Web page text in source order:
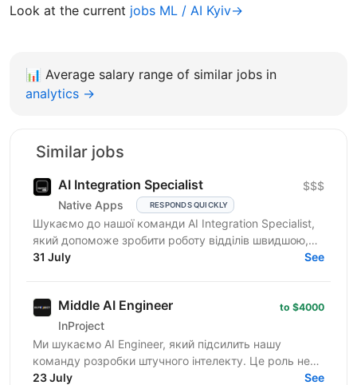
Look at the current jobs ML / AI Kyiv→
📊 Average salary range of similar jobs in
analytics →
Similar jobs
AI Integration Specialist
Native Apps RESPONDS QUICKLY
$$$
Шукаємо до нашої команди AI Integration Specialist,
який допоможе зробити роботу відділів швидшою,
простішою та ефективнішою за допомогою
31 July See
Middle AI Engineer
InProject
to $4000
Ми шукаємо AI Engineer, який підсилить нашу
команду розробки штучного інтелекту. Це роль не
про "просте підключення APІ чи поверхеневий
23 July See